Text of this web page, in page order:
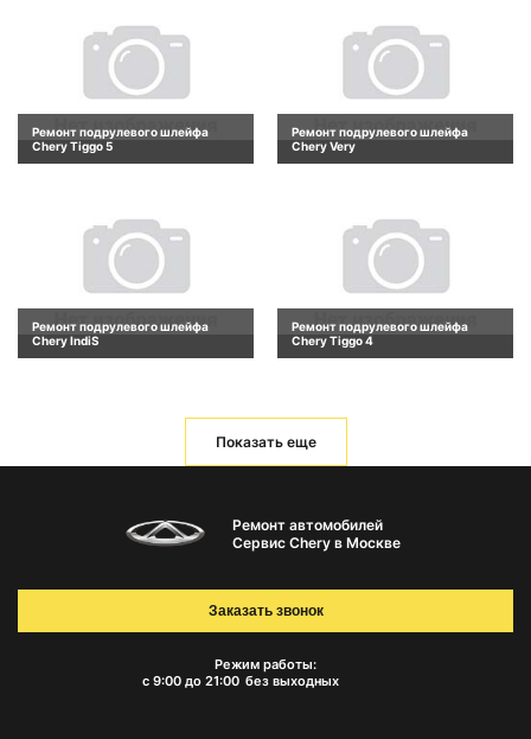
Ремонт подрулевого шлейфа
Chery Tiggo 5
Ремонт подрулевого шлейфа
Chery Very
Ремонт подрулевого шлейфа
Chery IndiS
Ремонт подрулевого шлейфа
Chery Tiggo 4
Показать еще
Ремонт автомобилей
Сервис Chery в Москве
Режим работы:
с 9:00 до 21:00 без выходных
Заказать звонок